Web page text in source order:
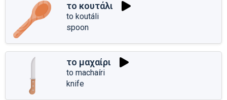
το κουτάλι
to koutáli
spoon
το μαχαίρι
to machaíri
knife